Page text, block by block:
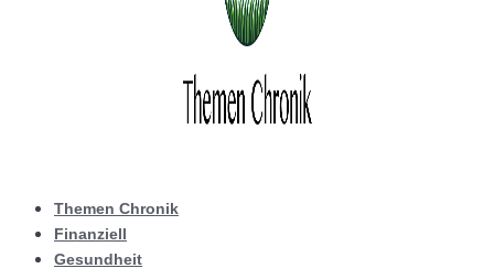
Themen Chronik
Finanziell
Gesundheit